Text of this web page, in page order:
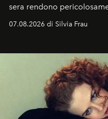
sera rendono
cognizione del tempo. Ma
07.08.2026 di Silvia Frau